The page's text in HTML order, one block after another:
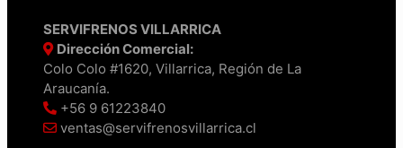
SERVIFRENOS VILLARRICA
Dirección Comercial:
Colo Colo #1620, Villarrica, Región de La
Araucanía.
+56 9 61223840
ventas@servifrenosvillarrica.cl